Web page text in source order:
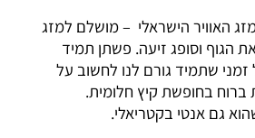
האוויר הישראלי – מושלם למזג
הגוף וסופג זיעה. פשתן תמיד
שתמיד גורם לנו לחשוב על
בחופשת קיץ חלומית.
גם אנטי בקטריאלי.